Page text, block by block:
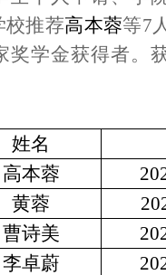
校推荐高本蓉等7
奖学金获得者。
姓名
高本蓉
黄蓉
曹诗美
李卓蔚